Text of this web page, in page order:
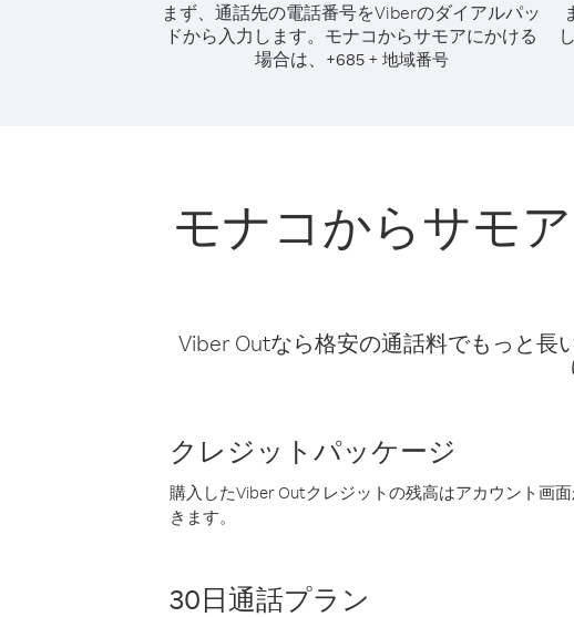
まず、通話先の電話番号をViberのダイアルパッ
ドから入力します。 モナコからサモアにかける
場合は、
+685+ 地域番号
モナコからサモ
Viber Outなら格安の通話料でもっと長
クレジットパッケージ
購入したViber Outクレジットの残高はアカウント画
きます。
30日通話プラン